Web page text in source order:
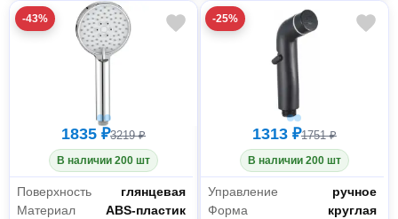
-43%
1835 ₽3219 ₽
В наличии 200 шт
Поверхность
глянцевая
Материал
ABS-пластик
-25%
1313 ₽1751 ₽
В наличии 200 шт
Управление
ручное
Форма
круглая